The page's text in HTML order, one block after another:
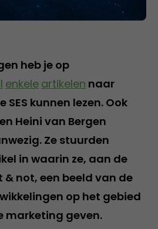
heb je op
enkele artikelen naar
kunnen lezen. Ook
en Heini van Bergen
Ze stuurden
in waarin ze, aan de
not, een beeld van de
op het gebied
marketing geven.